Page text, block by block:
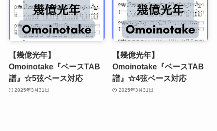
【幾億光年】
Omoinotake『ベースTAB
譜』☆5弦ベース対応
2025年3月31日
【幾億光年】
Omoinotake『ベースTAB
譜』☆4弦ベース対応
2025年3月31日